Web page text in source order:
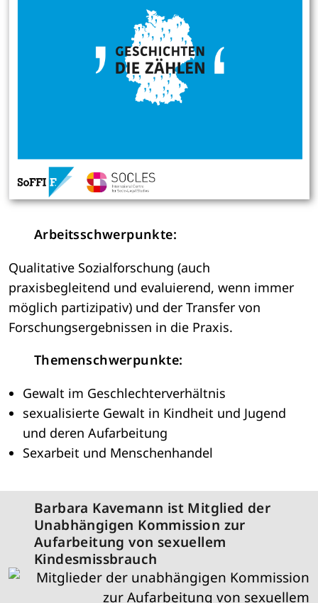
Arbeitsschwerpunkte:
Qualitative Sozialforschung (auch
praxisbegleitend und evaluierend, wenn immer
möglich partizipativ) und der Transfer von
Forschungsergebnissen in die Praxis.
Themenschwerpunkte:
Gewalt im Geschlechterverhältnis
sexualisierte Gewalt in Kindheit und Jugend
und deren Aufarbeitung
Sexarbeit und Menschenhandel
Barbara Kavemann ist Mitglied der
Unabhängigen Kommission zur
Aufarbeitung von sexuellem
Kindesmissbrauch